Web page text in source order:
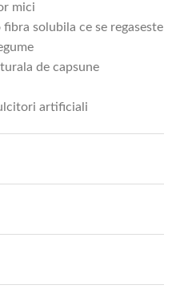
mici
solubila ce se regaseste
de capsune
artificiali